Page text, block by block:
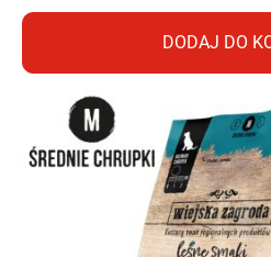
DODAJ DO